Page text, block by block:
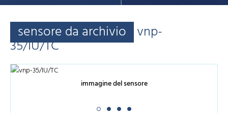
sensore da archivio vnp-
35/IU/TC
immagine del sensore